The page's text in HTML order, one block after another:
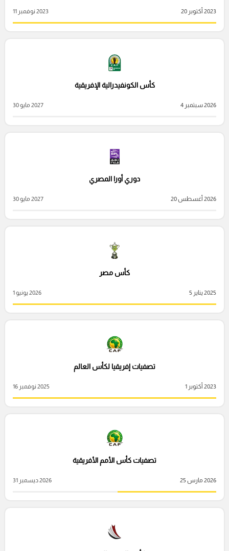
2023 أكتوبر 20 2023 نوفمبر 11
كأس الكونفيدرالية الإفريقية
2026 سبتمبر 4 2027 مايو 30
دوري أورا المصري
2026 أغسطس 20 2027 مايو 30
كأس مصر
2025 يناير 5 2026 يونيو 1
تصفيات إفريقيا لكأس العالم
2023 أكتوبر 1 2025 نوفمبر 16
تصفيات كأس الأمم الأفريقية
2026 مارس 25 2026 ديسمبر 31